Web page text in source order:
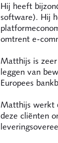
Hij heeft
software). Hij
omtrent e-
Matthijs is
leggen van
Europees
Matthijs werkt
deze cliënten